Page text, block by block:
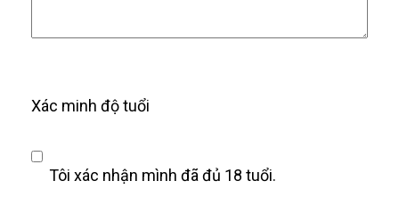
Xác minh độ tuổi
Tôi xác nhận mình đã đủ 18 tuổi.